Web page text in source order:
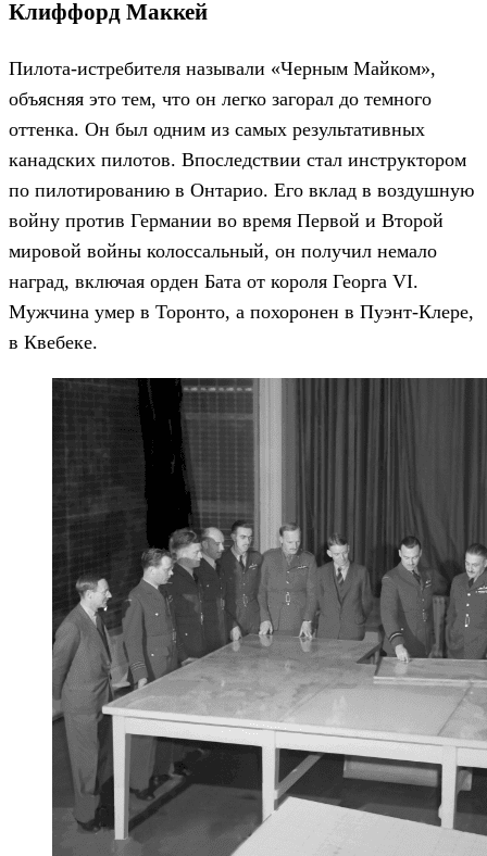
Клиффорд Маккей
Пилота-истребителя называли «Черным Майком»,
объясняя это тем, что он легко загорал до темного
оттенка. Он был одним из самых результативных
канадских пилотов. Впоследствии стал инструктором
по пилотированию в Онтарио. Его вклад в воздушную
войну против Германии во время Первой и Второй
мировой войны колоссальный, он получил немало
наград, включая орден Бата от короля Георга VI.
Мужчина умер в Торонто, а похоронен в Пуэнт-Клере,
в Квебеке.